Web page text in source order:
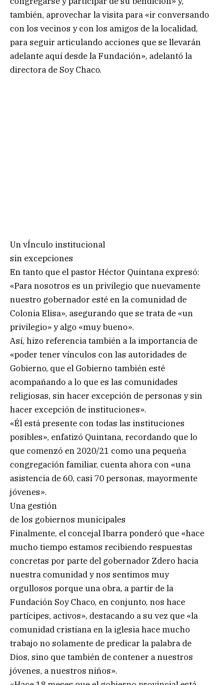
también, aprovechar la visita para «ir conversando
con los vecinos y con los amigos de la localidad,
para seguir articulando acciones que se llevarán
adelante aquí desde la Fundación», adelantó la
directora de Soy Chaco.
Un vÍnculo institucional
sin excepciones
En tanto que el pastor Héctor Quintana expresó:
«Para nosotros es un privilegio que nuevamente
nuestro gobernador esté en la comunidad de
Colonia Elisa», asegurando que se trata de «un
privilegio» y algo «muy bueno».
Así, hizo referencia también a la importancia de
«poder tener vínculos con las autoridades de
Gobierno, que el Gobierno también esté
acompañando a lo que es las comunidades
religiosas, sin hacer excepción de personas y sin
hacer excepción de instituciones».
«Él está presente con todas las instituciones
posibles», enfatizó Quintana, recordando que lo
que comenzó en 2020/21 como una pequeña
congregación familiar, cuenta ahora con «una
asistencia de 60, casi 70 personas, mayormente
jóvenes».
Una gestión
de los gobiernos municipales
Finalmente, el concejal Ibarra ponderó que «hace
mucho tiempo estamos recibiendo respuestas
concretas por parte del gobernador Zdero hacia
nuestra comunidad y nos sentimos muy
orgullosos porque una obra, a partir de la
Fundación Soy Chaco, en conjunto, nos hace
partícipes, activos», destacando a su vez que «la
comunidad cristiana en la iglesia hace mucho
trabajo no solamente de predicar la palabra de
Dios, sino que también de contener a nuestros
jóvenes, a nuestros niños».